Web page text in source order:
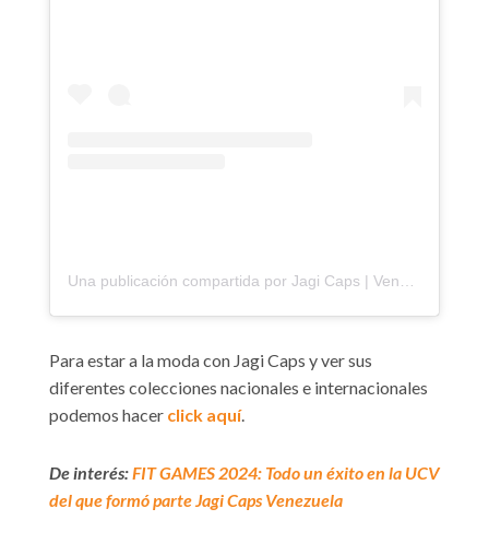
Una publicación compartida por Jagi Caps | Venezuela (@jagicapsve)
Para estar a la moda con Jagi Caps y ver sus
diferentes colecciones nacionales e internacionales
podemos hacer click aquí.
De interés:FIT GAMES 2024: Todo un éxito en la UCV
del que formó parte Jagi Caps Venezuela